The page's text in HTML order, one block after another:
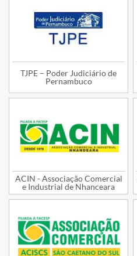
TJPE – Poder Judiciário de
Pernambuco
ACIN - Associação Comercial
e Industrial de Nhanceara